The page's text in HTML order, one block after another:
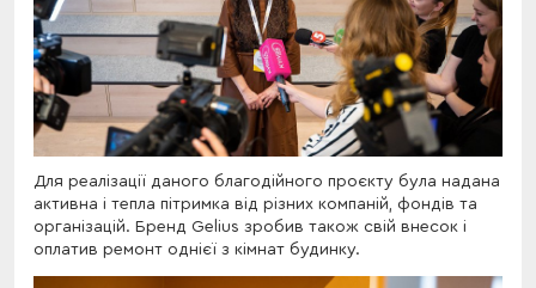
Для реалізації даного благодійного проєкту була надана
активна і тепла пітримка від різних компаній, фондів та
організацій. Бренд Gelius зробив також свій внесок і
оплатив ремонт однієї з кімнат будинку.